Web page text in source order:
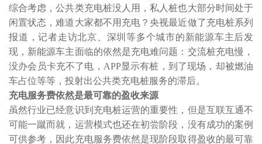
综合考虑，公共类充电桩没人用，私人桩也大部分时间处于
闲置状态，难道大家都不用充电？央视最近做了充电桩系列
报道，记者走访北京、深圳等多个城市的新能源车主后发
现，新能源车主面临的依然是充电难问题：交流桩充电慢，
没办会员卡充不了电， APP显示有桩，到了现场，却被燃油
车占位等等，投射出公共类充电桩服务的滞后。
充电服务费依然是最可靠的盈收来源
虽然行业已经意识到充电桩运营的重要性，但是互联互通不
可能一蹴而就，运营模式也还在初尝阶段，没有成功的案例
可供参考，因此充电服务费依然是现阶段取得盈收的最可靠